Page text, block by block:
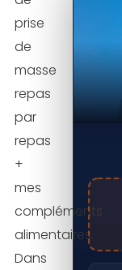
prise
de
masse
repas
par
repas
+
mes
compléments
alimentaires.
Dans